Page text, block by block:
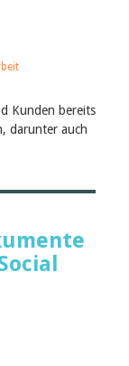
Kunden bereits
darunter auch